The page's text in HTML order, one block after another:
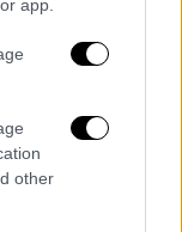
app.
other
ο